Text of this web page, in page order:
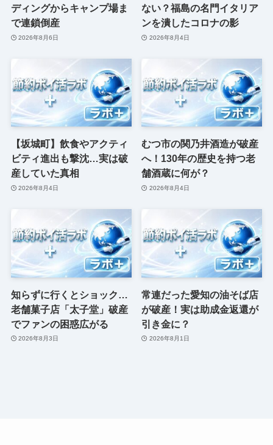
ディングからキャンプ場ま
で連鎖倒産
2026年8月6日
ない？福島の名門イタリア
ンを潰したコロナの影
2026年8月4日
【坂城町】飲食やアクティ
ビティ進出も撃沈…実は破
産していた真相
2026年8月4日
むつ市の関乃井酒造が破産
へ！130年の歴史を持つ老
舗酒蔵に何が？
2026年8月4日
知らずに行くとショック…
老舗菓子店「太子堂」破産
でファンの困惑広がる
2026年8月3日
常連だった愛知の油そば店
が破産！実は助成金返還が
引き金に？
2026年8月1日